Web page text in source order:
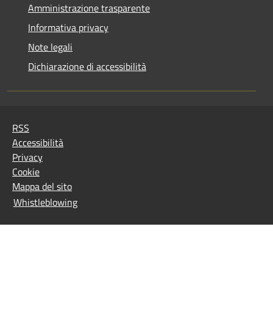
Amministrazione trasparente
Informativa privacy
Note legali
Dichiarazione di accessibilità
RSS
Accessibilità
Privacy
Cookie
Mappa del sito
Whistleblowing